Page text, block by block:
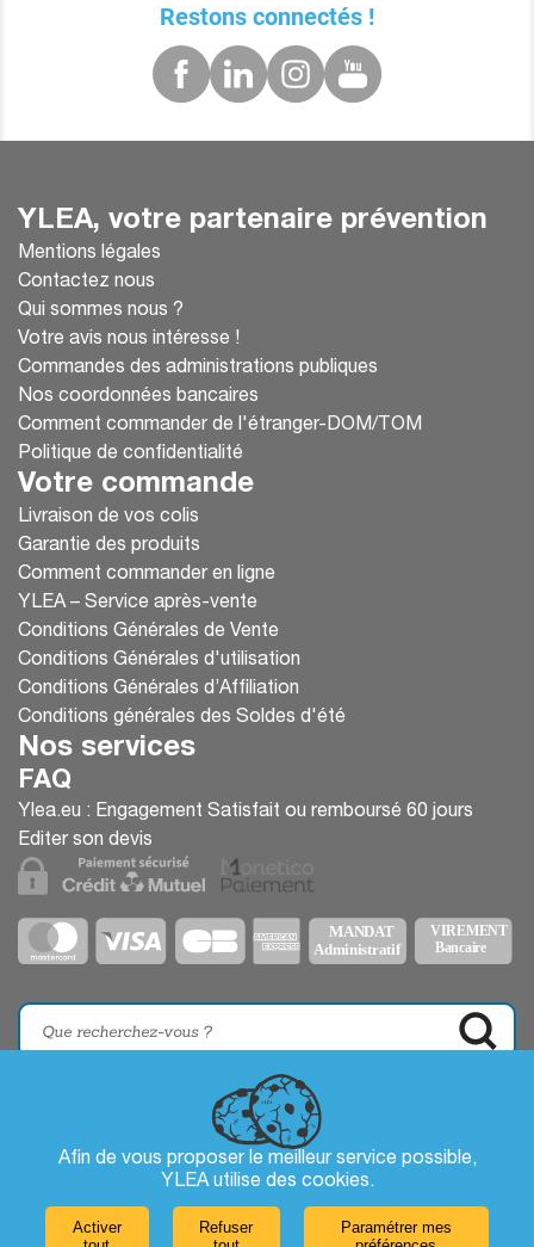
Afin de vous proposer le meilleur service possible,
YLEA utilise des cookies.
Activer
Refuser
Paramétrer mes
Restons connectés !
YLEA, votre partenaire prévention
Mentions légales
Contactez nous
Qui sommes nous ?
Votre avis nous intéresse !
Commandes des administrations publiques
Nos coordonnées bancaires
Comment commander de l'étranger-DOM/TOM
Politique de confidentialité
Votre commande
Livraison de vos colis
Garantie des produits
Comment commander en ligne
YLEA – Service après-vente
Conditions Générales de Vente
Conditions Générales d'utilisation
Conditions Générales d’Affiliation
Conditions générales des Soldes d'été
Nos services
FAQ
Ylea.eu : Engagement Satisfait ou remboursé 60 jours
Editer son devis